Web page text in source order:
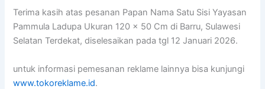
Terima kasih atas pesanan Papan Nama Satu Sisi Yayasan
Pammula Ladupa Ukuran 120 x 50 Cm di Barru, Sulawesi
Selatan Terdekat, diselesaikan pada tgl 12 Januari 2026.
untuk informasi pemesanan reklame lainnya bisa kunjungi
www.tokoreklame.id.